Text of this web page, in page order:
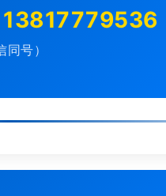
13817779536
同号）